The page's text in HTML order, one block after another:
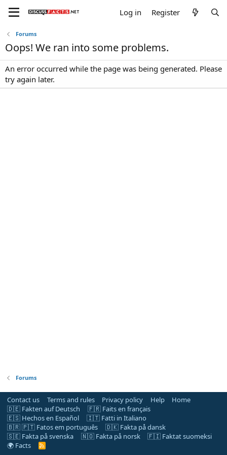
Log in Register
Forums
Oops! We ran into some problems.
An error occurred while the page was being generated. Please
try again later.
Forums
Contact us Terms and rules Privacy policy Help
Home
🇩🇪 Fakten auf Deutsch
🇫🇷 Faits en français
🇪🇸 Hechos en Español
🇮🇹 Fatti in Italiano
🇧🇷 🇵🇹 Fatos em português
🇩🇰 Fakta på dansk
🇸🇪 Fakta på svenska
🇳🇴 Fakta på norsk
🇫🇮 Faktat suomeksi
🌍 Facts
R